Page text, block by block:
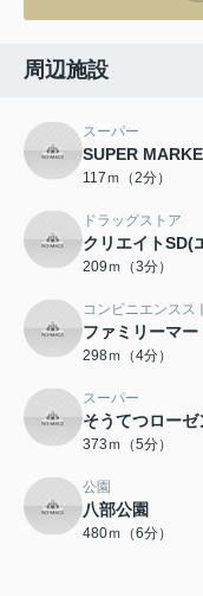
周辺施設
スーパー
SUPER
117ｍ（2分）
ドラッグストア
クリエイトSD(
209ｍ（3分）
コンビニエンスス
ファミリーマ
298ｍ（4分）
スーパー
そうてつローゼ
373ｍ（5分）
公園
八部公園
480ｍ（6分）